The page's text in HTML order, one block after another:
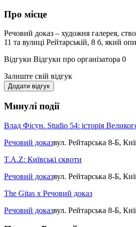
Про місце
Речовий доказ – художня галерея,
11 та вулиці Рейтарській, 8 б, який
Відгуки Відгуки про організатора 0
Залиште свій відгук
Додати відгук
Минулі події
Влад Фісун. Studio 54: історія
Речовий доказвул. Рейтарська 8-Б,
T.A.Z: Київські сквоти
Речовий доказвул. Рейтарська 8-Б,
The Gitas x Речовий доказ
Речовий доказвул. Рейтарська 8-Б,